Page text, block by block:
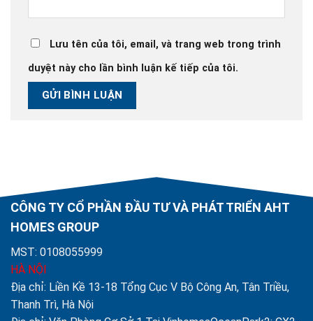
Lưu tên của tôi, email, và trang web trong trình
duyệt này cho lần bình luận kế tiếp của tôi.
CÔNG TY CỔ PHẦN ĐẦU TƯ VÀ PHÁT TRIỂN AHT
HOMES GROUP
MST: 0108055999
HÀ NỘI
Địa chỉ: Liền Kề 13-18 Tổng Cục V Bộ Công An, Tân Triều,
Thanh Trì, Hà Nội